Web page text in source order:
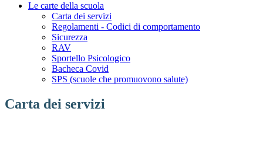
Le carte della scuola
Carta dei servizi
Regolamenti - Codici di comportamento
Sicurezza
RAV
Sportello Psicologico
Bacheca Covid
SPS (scuole che promuovono salute)
Carta dei servizi